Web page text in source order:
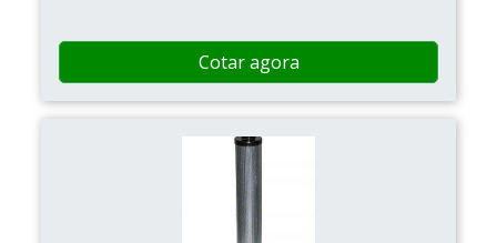
Cotar agora